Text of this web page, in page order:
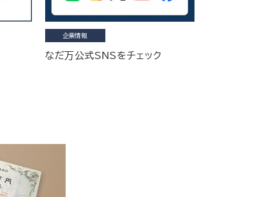
企業情報
なだ万公式SNSをチェック